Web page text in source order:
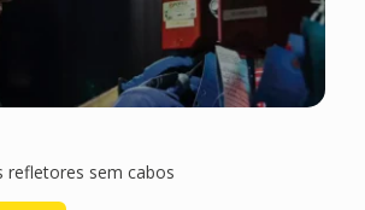
refletores sem cabos